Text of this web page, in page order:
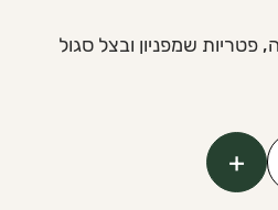
שמפניון ובצל סגול
+